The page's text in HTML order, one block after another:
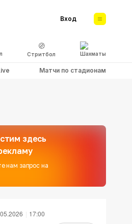
Стритбол Шахматы
Вход
Матчи по стадионам
здесь
нам запрос на
17:00